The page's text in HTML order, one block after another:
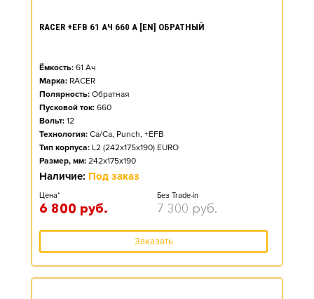
RACER +EFB 61 АЧ 660 А [EN] ОБРАТНЫЙ
Ёмкость: 61 Ач
Марка: RACER
Полярность: Обратная
Пусковой ток: 660
Вольт: 12
Технология: Ca/Ca, Punch, +EFB
Тип корпуса: L2 (242x175x190) EURO
Размер, мм: 242x175x190
Наличие: Под заказ
Цена*
6 800 руб.
Без Trade-in
7 300 руб.
Заказать